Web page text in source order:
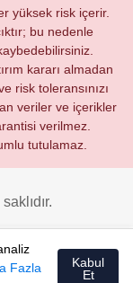
yüksek risk içerir.
bu nedenle
kararı almadan
risk toleransınızı
veriler ve içerikler
verilmez.
tutulamaz.
Fazla
Kabul
Et